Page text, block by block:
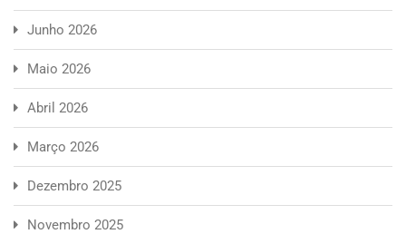
Junho 2026
Maio 2026
Abril 2026
Março 2026
Dezembro 2025
Novembro 2025